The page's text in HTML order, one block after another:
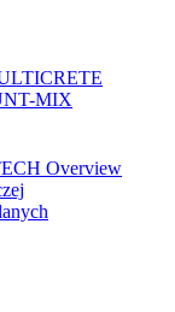
MIX
Overview